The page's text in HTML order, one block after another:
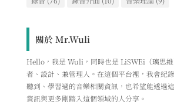
關於 Mr.Wuli
Hello，我是 Wuli，同時也是 LiSWEi（璃思
者、設計、兼管理人。在這個平台裡，我會紀
聽到、學習過的音樂相關資訊，也希望能透過
資訊與更多剛踏入這個領域的人分享。